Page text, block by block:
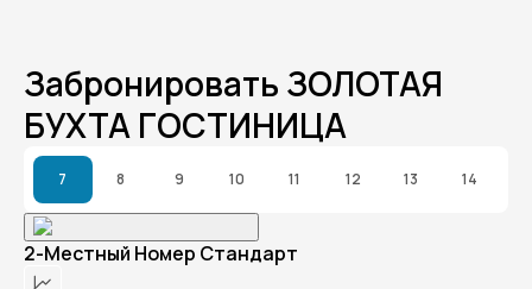
Забронировать ЗОЛОТАЯ
БУХТА ГОСТИНИЦА
7 8 9 10 11 12 13 14
2-Местный Номер Стандарт